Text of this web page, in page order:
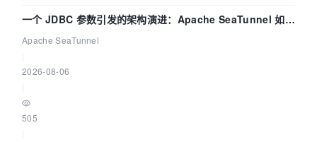
一个 JDBC 参数引发的架构演进：Apache SeaTunnel 如何
解决数据同步中的“定时 Flush”难题
Apache SeaTunnel
2026-08-06
505